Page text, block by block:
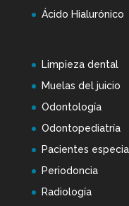
Ácido Hialurónico
Limpieza dental
Muelas del juicio
Odontología
Odontopediatría
Pacientes
Periodoncia
Radiología